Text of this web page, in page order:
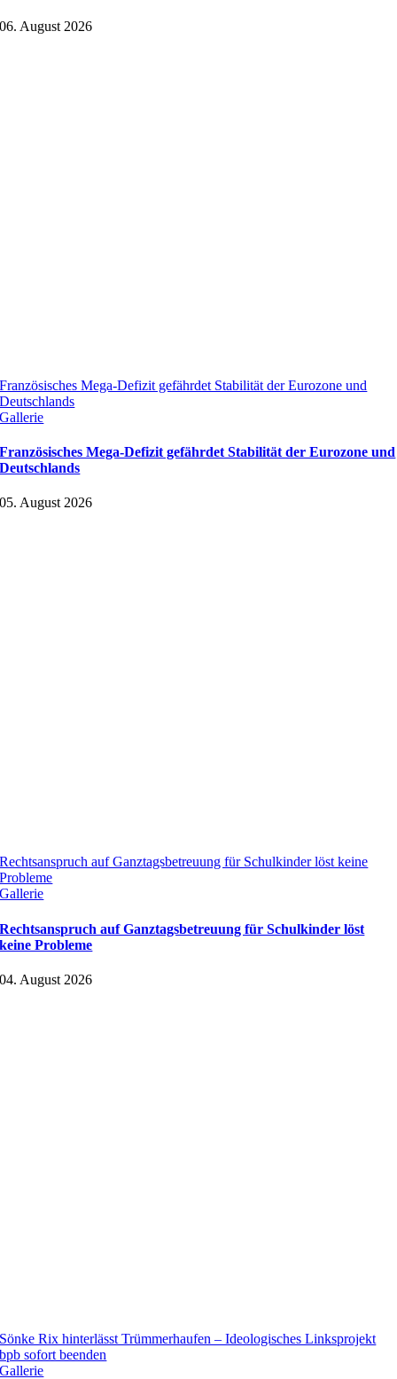
06. August 2026
Französisches Mega-Defizit gefährdet Stabilität der Eurozone und
Deutschlands
Gallerie
Französisches Mega-Defizit gefährdet Stabilität der Eurozone und
Deutschlands
05. August 2026
Rechtsanspruch auf Ganztagsbetreuung für Schulkinder löst keine
Probleme
Gallerie
Rechtsanspruch auf Ganztagsbetreuung für Schulkinder löst
keine Probleme
04. August 2026
Sönke Rix hinterlässt Trümmerhaufen – Ideologisches Linksprojekt
bpb sofort beenden
Gallerie